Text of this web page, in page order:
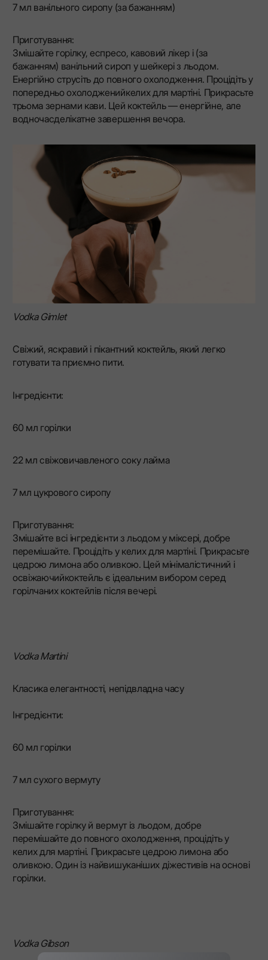
7 мл ванільного сиропу (за бажанням)
Приготування:
Змішайте горілку, еспресо, кавовий лікер і (за
бажанням) ванільний сироп у шейкері з льодом.
Енергійно струсіть до повного охолодження. Процідіть у
попередньо охолодженийкелих для мартіні. Прикрасьте
трьома зернами кави. Цей коктейль — енергійне, але
водночасделікатне завершення вечора.
Vodka Gimlet
Свіжий, яскравий і пікантний коктейль, який легко
готувати та приємно пити.
Інгредієнти:
60 мл горілки
22 мл свіжовичавленого соку лайма
7 мл цукрового сиропу
Приготування:
Змішайте всі інгредієнти з льодом у міксері, добре
перемішайте. Процідіть у келих для мартіні. Прикрасьте
цедрою лимона або оливкою. Цей мінімалістичний і
освіжаючийкоктейль є ідеальним вибором серед
горілчаних коктейлів після вечері.‍
Vodka Martini
Класика елегантності, непідвладна часу
Інгредієнти:
60 мл горілки
7 мл сухого вермуту
Приготування:
Змішайте горілку й вермут із льодом, добре
перемішайте до повного охолодження, процідіть у
келих для мартіні. Прикрасьте цедрою лимона або
оливкою. Один із найвишуканіших діжестивів на основі
горілки.
Vodka Gibson